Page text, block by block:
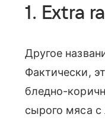
1. Extra
Другое
Фактически,
бледно-
сырого мяса